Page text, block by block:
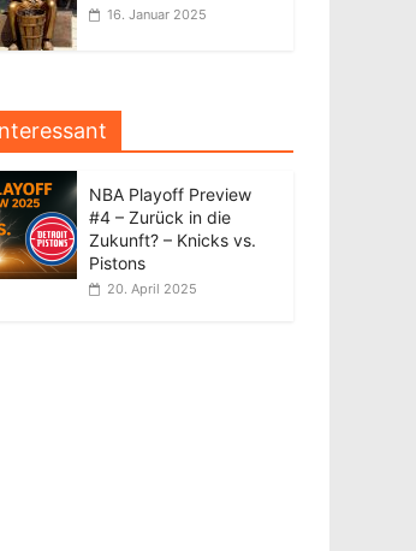
16. Januar 2025
NBA Playoff Preview
#4 – Zurück in die
Zukunft? – Knicks vs.
Pistons
20. April 2025